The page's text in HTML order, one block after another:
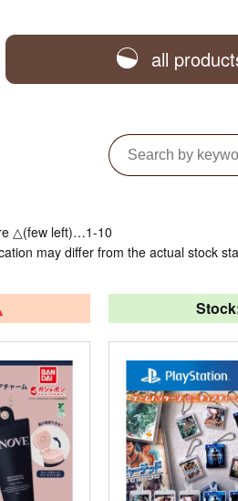
all
△(few left)…1-10
may differ from the actual stock